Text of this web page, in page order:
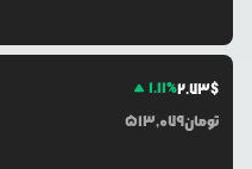
1.11%2.73$
513,079تومان